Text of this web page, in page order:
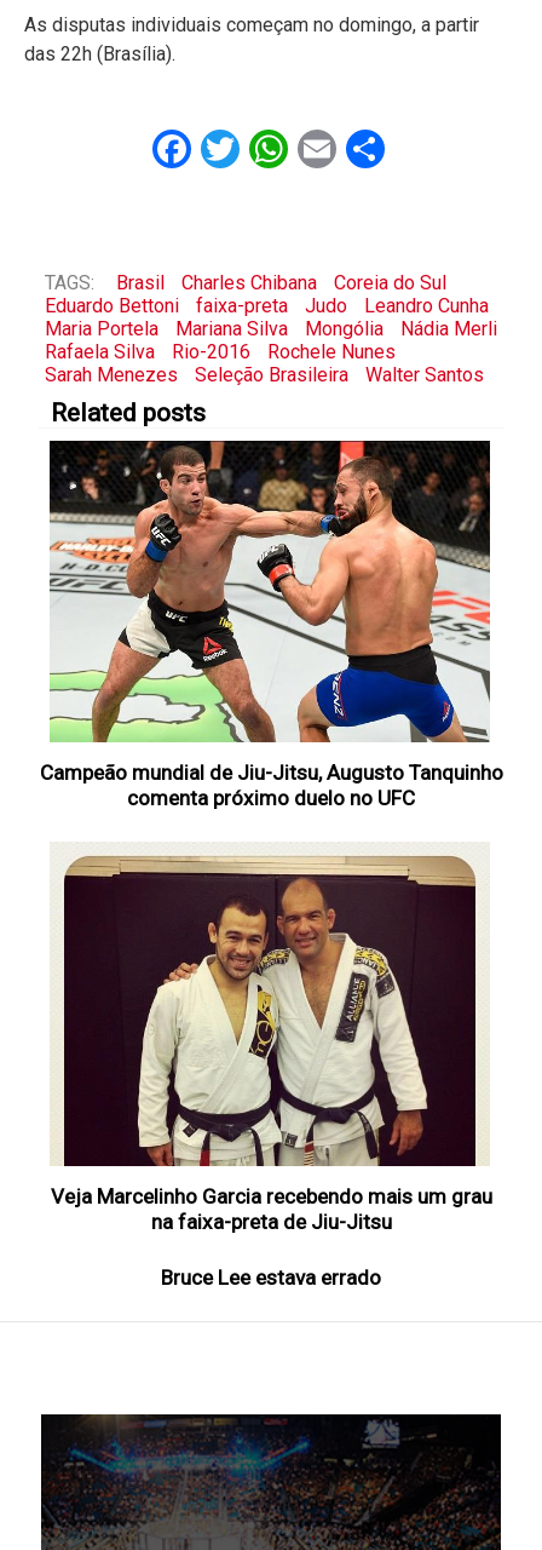
As disputas individuais começam no domingo, a partir
das 22h (Brasília).
Facebook
Twitter
WhatsApp
EmailShare
TAGS: Brasil Charles Chibana
Coreia do Sul
Eduardo Bettoni
faixa-preta Judo
Leandro Cunha
Maria Portela
Mariana Silva Mongólia
Nádia Merli
Rafaela Silva
Rio-2016
Rochele Nunes
Sarah Menezes
Seleção Brasileira Walter Santos
Related posts
Campeão mundial de Jiu-Jitsu, Augusto Tanquinho
comenta próximo duelo no UFC
Veja Marcelinho Garcia recebendo mais um grau
na faixa-preta de Jiu-Jitsu
Bruce Lee estava errado